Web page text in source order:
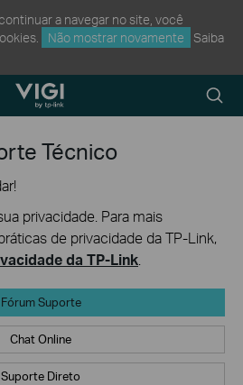
a navegar no site, você
Não mostrar novamente
Saiba
Reliably
icon
Técnico
privacidade. Para mais
de privacidade da TP-Link,
da TP-Link
Fórum Suporte
Chat Online
Suporte Direto